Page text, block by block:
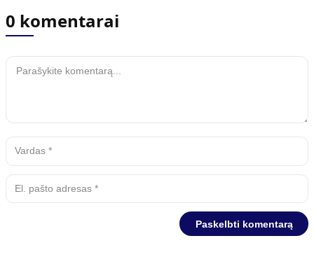
0 komentarai